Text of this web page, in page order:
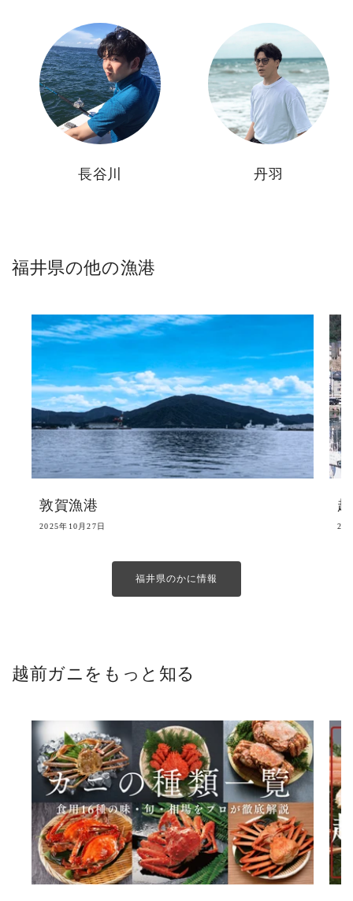
長谷川 丹羽
福井県の他の漁港
敦賀漁港
2025年10月27日
福井県のかに情報
越前ガニをもっと知る